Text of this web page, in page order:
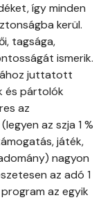
így minden
kerül.
tagsága,
ismerik.
juttatott
és pártolók
az
az szja 1 %
játék,
nagyon
az adó 1
az egyik